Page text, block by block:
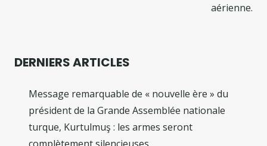
aérienne.
DERNIERS ARTICLES
Message remarquable de « nouvelle ère » du
président de la Grande Assemblée nationale
turque, Kurtulmuş : les armes seront